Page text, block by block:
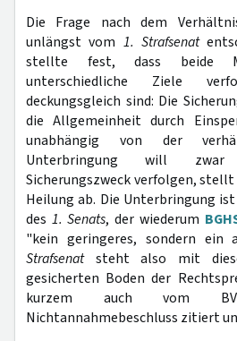
Die Frage nach dem
unlängst vom 1. Strafsenat
stellte fest, dass beide
unterschiedliche Ziele
deckungsgleich sind: Die
die Allgemeinheit durch
unabhängig von der
Unterbringung will zwar
Sicherungszweck verfolgen, stellt
Heilung ab. Die Unterbringung
des 1. Senats, der wiederum
"kein geringeres, sondern ein
Strafsenatsteht also mit
gesicherten Boden der
kurzem auch vom
Nichtannahmebeschluss zitiert